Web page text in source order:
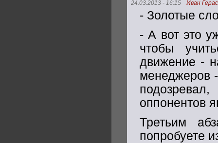
24.03.2013 - 16:15 Иван
- Золотые
- А вот это
чтобы
движение -
менеджеров
оппонентов
Третьим
попробуете